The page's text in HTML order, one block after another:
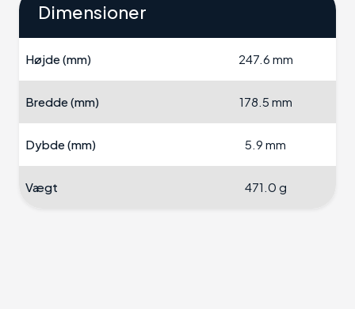
Dimensioner
Højde (mm) 247.6 mm
Bredde (mm) 178.5 mm
Dybde (mm) 5.9 mm
Vægt 471.0 g